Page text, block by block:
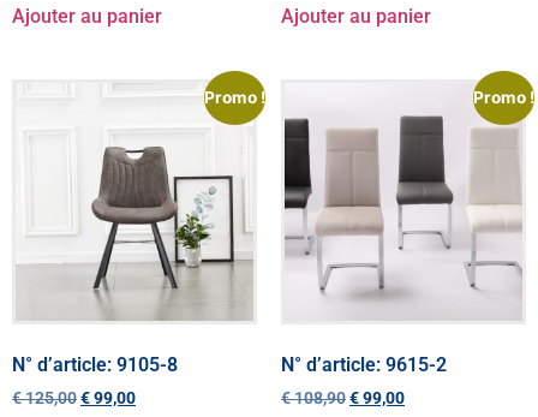
Ajouter au panier Ajouter au panier
Promo !
N° d’article: 9105-8
€125,00€99,00
Promo !
N° d’article: 9615-2
€108,90€99,00